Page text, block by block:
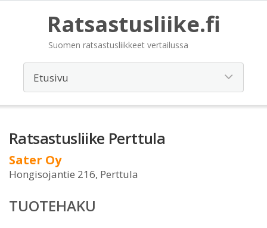
Ratsastusliike.fi
Suomen ratsastusliikkeet vertailussa
Ratsastusliike Perttula
Sater Oy
Hongisojantie 216, Perttula
TUOTEHAKU